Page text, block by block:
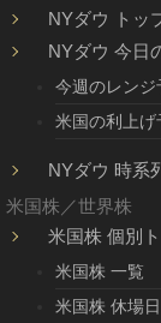
NYダウ トッ
NYダウ 今日
今週のレンジ
米国の利上げ
NYダウ 時系
米国株／世界株
米国株 個別
米国株 一覧
米国株 休場日